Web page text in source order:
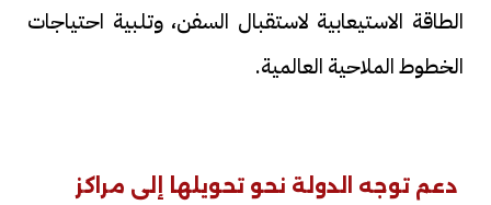
الطاقة الاستيعابية لاستقبال السفن، وتلبية احتياجات
الخطوط الملاحية العالمية.
دعم توجه الدولة نحو تحويلها إلى مراكز